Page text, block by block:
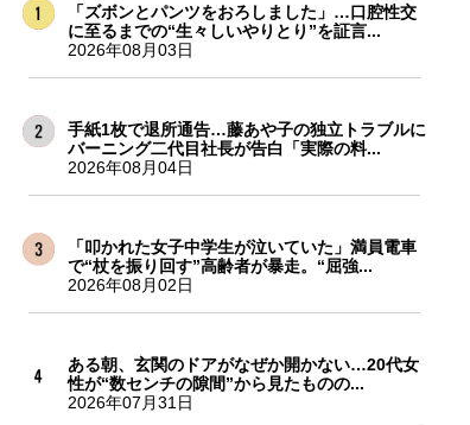
「ズボンとパンツをおろしました」…口腔性交
に至るまでの“生々しいやりとり”を証言...
2026年08月03日
手紙1枚で退所通告…藤あや子の独立トラブルに
バーニング二代目社長が告白「実際の料...
2026年08月04日
「叩かれた女子中学生が泣いていた」満員電車
で“杖を振り回す”高齢者が暴走。“屈強...
2026年08月02日
ある朝、玄関のドアがなぜか開かない…20代女
性が“数センチの隙間”から見たものの...
2026年07月31日